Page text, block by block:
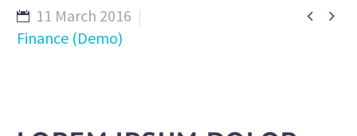
 
11 March 2016
Finance (Demo)